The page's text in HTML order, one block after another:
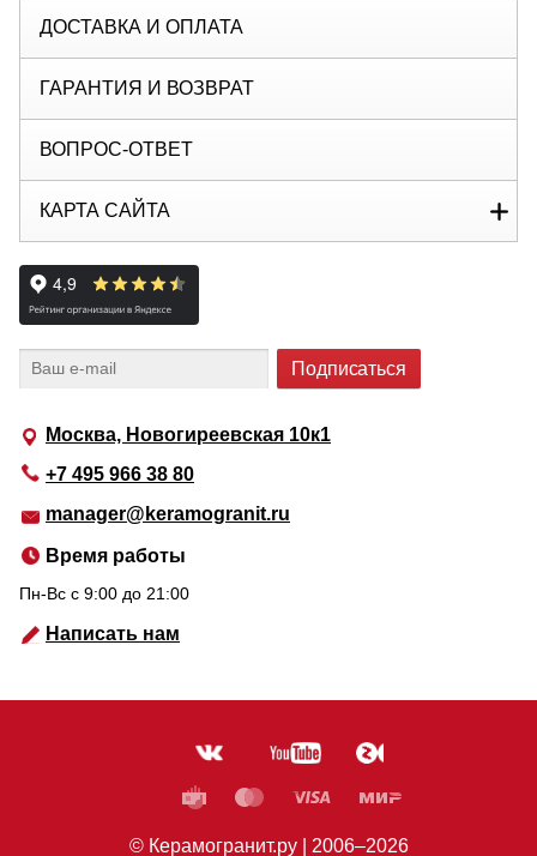
Москва, Новогиреевская 10к1
+7 495 966 38 80
manager@keramogranit.ru
Время работы
Пн-Вс c 9:00 до 21:00
Написать нам
ДОСТАВКА И ОПЛАТА
ГАРАНТИЯ И ВОЗВРАТ
ВОПРОС-ОТВЕТ
КАРТА САЙТА
© Керамогранит.ру | 2006–2026